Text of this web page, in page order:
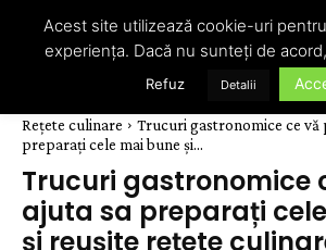
Rețete culinare
Trucuri gastronomice ce vă
preparați cele mai bune și...
Trucuri gastronomice
ajuta sa preparați
și reușite rețete
Acest site utilizează cookie-uri
experiența. Dacă nu sunteți de
Refuz Detalii